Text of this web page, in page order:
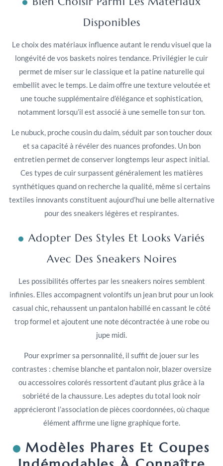
Disponibles
Le choix des matériaux influence autant le rendu visuel que la
longévité de vos baskets noires tendance. Privilégier le cuir
permet de miser sur le classique et la patine naturelle qui
embellit avec le temps. Le daim offre une texture veloutée et
une touche supplémentaire d’élégance et sophistication,
notamment lorsqu’il est associé à une semelle ton sur ton.
Le nubuck, proche cousin du daim, séduit par son toucher doux
et sa capacité à révéler des nuances profondes. Un bon
entretien permet de conserver longtemps leur aspect initial.
Ces types de cuir surpassent généralement les matières
synthétiques quand on recherche la qualité, même si certains
textiles innovants constituent aujourd’hui une belle alternative
pour des sneakers légères et respirantes.
Adopter Des Styles Et Looks Variés
Avec Des Sneakers Noires
Les possibilités offertes par les sneakers noires semblent
infinies. Elles accompagnent volontifs un jean brut pour un look
casual chic, rehaussent un pantalon habillé en cassant le côté
trop formel et ajoutent une note décontractée à une robe ou
jupe midi.
Pour exprimer sa personnalité, il suffit de jouer sur les
contrastes : chemise blanche et pantalon noir, blazer oversize
ou accessoires colorés ressortent d’autant plus grâce à la
sobriété de la chaussure. Les adeptes du total look noir
apprécieront l’association de pièces coordonnées, où chaque
élément affirme une ligne graphique forte.
Modèles Phares Et Coupes